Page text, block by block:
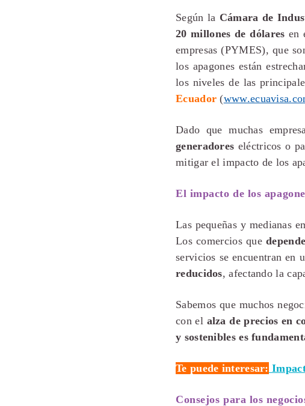
Según la Cámara de
20 millones de dólares en
empresas (PYMES), que
los apagones están
los niveles de las
Ecuador (
Dado que muchas
generadores eléctricos o
mitigar el impacto de los
El impacto de los
Las pequeñas y medianas
Los comercios que
servicios se encuentran en
reducidos, afectando la
Sabemos que muchos
con el alza de precios en
y sostenibles es
Te puede interesar:
Consejos para los